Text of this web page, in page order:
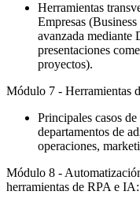
Herramientas
Empresas
avanzada mediante
presentaciones
proyectos).
Módulo 7 - Herramientas
Principales casos
departamentos de
operaciones,
Módulo 8 -
herramientas de RPA e IA: